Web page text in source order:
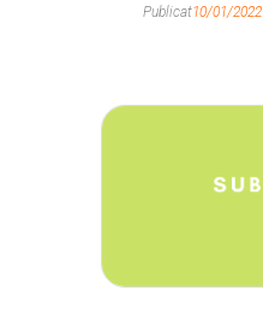
Publicat10/01/2022